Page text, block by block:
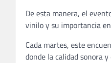
De esta manera, el
vinilo y su importancia
Cada martes, este
donde la calidad sonora